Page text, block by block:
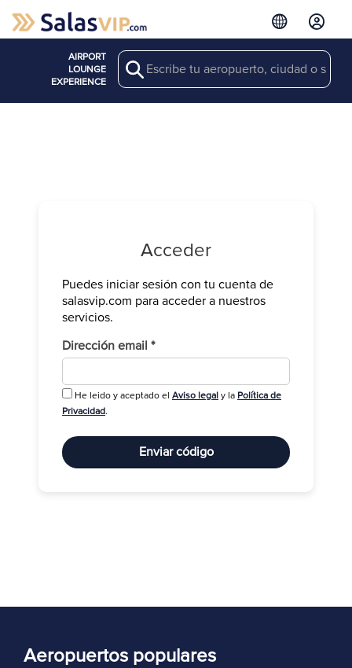
AIRPORT
LOUNGE
EXPERIENCE
Search
Acceder
Puedes iniciar sesión con tu cuenta de
salasvip.com para acceder a nuestros
servicios.
Dirección email *Obligatorio
He leido y aceptado el Aviso legal y la Política de
Privacidad.
Enviar código
Aeropuertos populares